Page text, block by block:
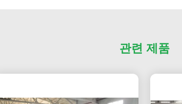
관련 제품